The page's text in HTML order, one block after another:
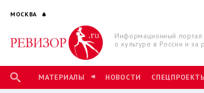
МОСКВА
Информационный портал
о культуре в России и за
МАТЕРИАЛЫ НОВОСТИ